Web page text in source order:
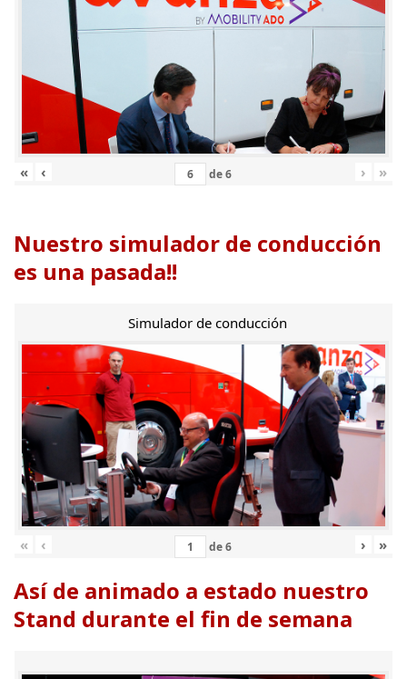
« ‹ de6 › »
Nuestro simulador de conducción
es una pasada!!
Simulador de conducción
« ‹ de6 › »
Así de animado a estado nuestro
Stand durante el fin de semana